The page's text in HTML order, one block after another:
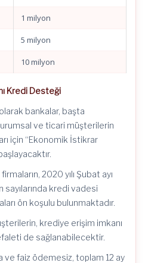
1 milyon
5 milyon
10 milyon
Kredi Desteği
bankalar, başta
ve ticari müşterilerin
için “Ekonomik İstikrar
2020 yılı Şubat ayı
sayılarında kredi vadesi
ön koşulu bulunmaktadır.
krediye erişim imkanı
de sağlanabilecektir.
ve faiz ödemesiz, toplam 12 ay